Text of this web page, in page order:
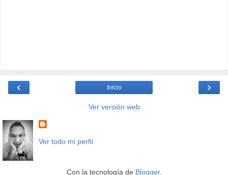
‹ ›
Inicio
Ver versión web
Ver todo mi perfil
Con la tecnología de Blogger.